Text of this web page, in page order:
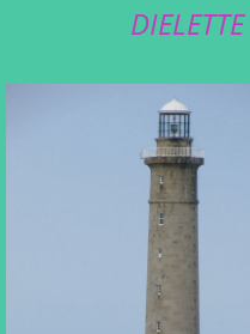
DIELETTE